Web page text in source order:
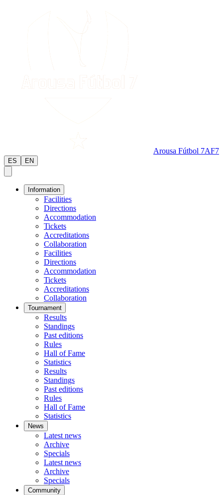
Arousa Fútbol 7AF7
ES EN
Information
Facilities
Directions
Accommodation
Tickets
Accreditations
Collaboration
Facilities
Directions
Accommodation
Tickets
Accreditations
Collaboration
Tournament
Results
Standings
Past editions
Rules
Hall of Fame
Statistics
Results
Standings
Past editions
Rules
Hall of Fame
Statistics
News
Latest news
Archive
Specials
Latest news
Archive
Specials
Community